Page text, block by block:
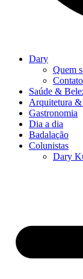
Dary
Quem
Contato
Saúde &
Arquitetura &
Gastronomia
Dia a dia
Badalação
Colunistas
Dary